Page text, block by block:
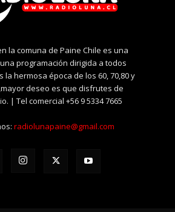
la comuna de Paine Chile es una
programación dirigida a todos
la hermosa época de los 60, 70,80 y
deseo es que disfrutes de
| Tel comercial +56 9 5334 7665
radiolunapaine@gmail.com